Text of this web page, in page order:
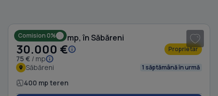
Comision 0%
Teren de 400 mp, în Săbăreni
30.000 €
75 € / mp
Proprietar
Săbăreni 1 săptămână în urmă
400 mp teren